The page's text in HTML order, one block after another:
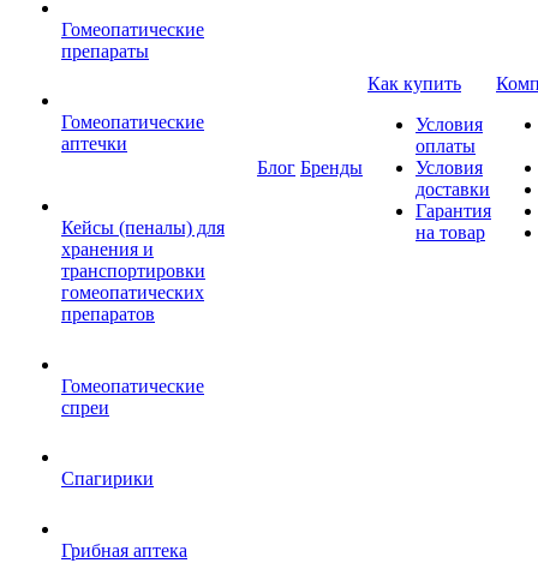
Гомеопатические
препараты
Гомеопатические
аптечки
Кейсы (пеналы) для
хранения и
транспортировки
гомеопатических
препаратов
Гомеопатические
спреи
Спагирики
Грибная аптека
Блог Бренды
Как купить
Условия
оплаты
Условия
доставки
Гарантия
на товар